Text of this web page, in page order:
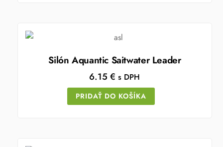
Silón Aquantic Saitwater Leader
6.15€ s DPH
PRIDAŤ DO KOŠÍKA